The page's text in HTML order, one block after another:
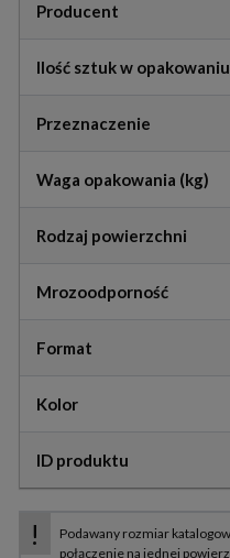
Producent
Ilość sztuk w opakowaniu
Przeznaczenie
Waga opakowania (kg)
Rodzaj powierzchni
Mrozoodporność
Format
Kolor
ID produktu